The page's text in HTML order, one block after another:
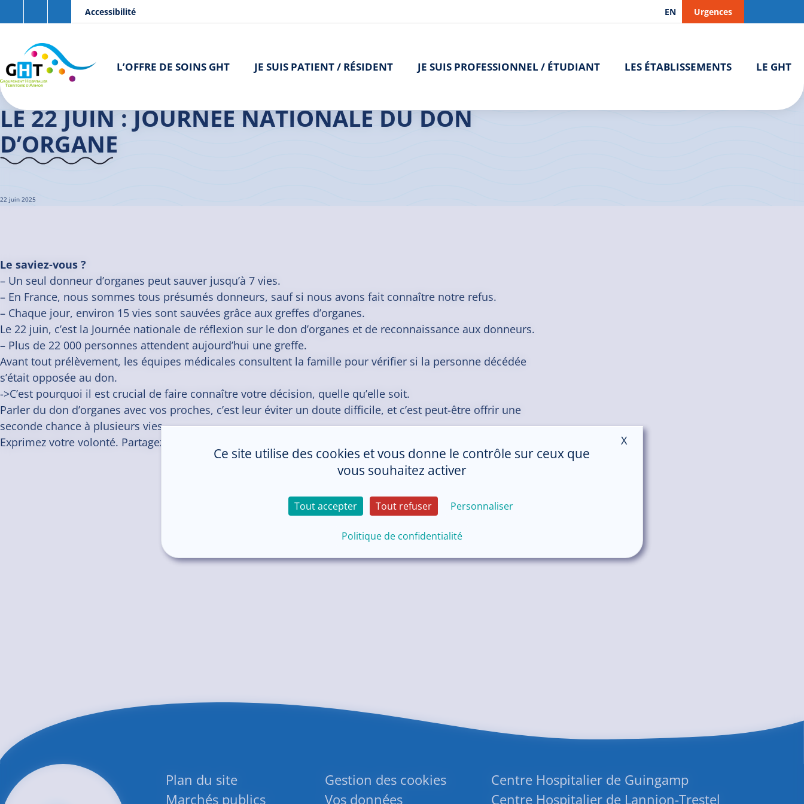
Aller au contenu principal
Accessibilité EN Urgences
L’OFFRE DE SOINS GHT JE SUIS PATIENT / RÉSIDENT JE SUIS PROFESSIONNEL / ÉTUDIANT LES ÉTABLISSEMENTS LE GHT
Accueil GHT> Actualités Le 22 juin : journée nationale du don d’organe
LE 22 JUIN : JOURNÉE NATIONALE DU DON
D’ORGANE
22 juin 2025
Le saviez-vous ?
– Un seul donneur d’organes peut sauver jusqu’à 7 vies.
– En France, nous sommes tous présumés donneurs, sauf si nous avons fait connaître notre refus.
– Chaque jour, environ 15 vies sont sauvées grâce aux greffes d’organes.
Le 22 juin, c’est la Journée nationale de réflexion sur le don d’organes et de reconnaissance aux donneurs.
– Plus de 22 000 personnes attendent aujourd’hui une greffe.
Avant tout prélèvement, les équipes médicales consultent la famille pour vérifier si la personne décédée
s’était opposée au don.
->C’est pourquoi il est crucial de faire connaître votre décision, quelle qu’elle soit.
Parler du don d’organes avec vos proches, c’est leur éviter un doute difficile, et c’est peut-être offrir une
seconde chance à plusieurs vies.
Exprimez votre volonté. Partagez-la.
Plan du site
Marchés publics
Gestion des cookies
Vos données
Centre Hospitalier de Guingamp
Centre Hospitalier de Lannion-Trestel
Panneau de gestion des cookies
Ce site utilise des cookies et vous donne le contrôle sur ceux que
vous souhaitez activer
Tout accepter Tout refuser Personnaliser
Politique de confidentialité
X